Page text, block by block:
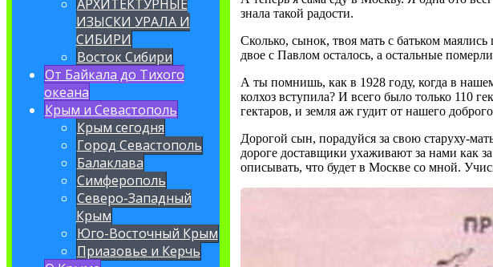
АРХИТЕКТУРНЫЕ
ИЗЫСКИ УРАЛА И
СИБИРИ
Восток Сибири
От Байкала до Тихого
океана
Крым и Севастополь
Крым сегодня
Город Севастополь
Балаклава
Симферополь
Северо-Западный
Крым
Юго-Восточный Крым
Приазовье и Керчь
знала такой радости.
Сколько, сынок, твоя мать с батьком
двое с Павлом осталось, а остальные
А ты помнишь, как в 1928 году, когда в
колхоз вступила? И всего было только 110
гектаров, и земля аж гудит от нашего
Дорогой сын, порадуйся за свою старуху-
дороге доставщики ухаживают за нами как
описывать, что будет в Москве со мной.